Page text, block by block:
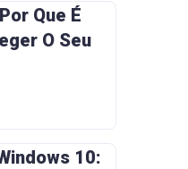
Que É
O Seu
10: